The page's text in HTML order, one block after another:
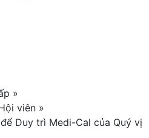
»
viên »
Duy trì Medi-Cal của Quý vị